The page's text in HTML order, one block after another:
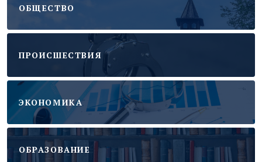
ОБЩЕСТВО
ПРОИСШЕСТВИЯ
ЭКОНОМИКА
ОБРАЗОВАНИЕ